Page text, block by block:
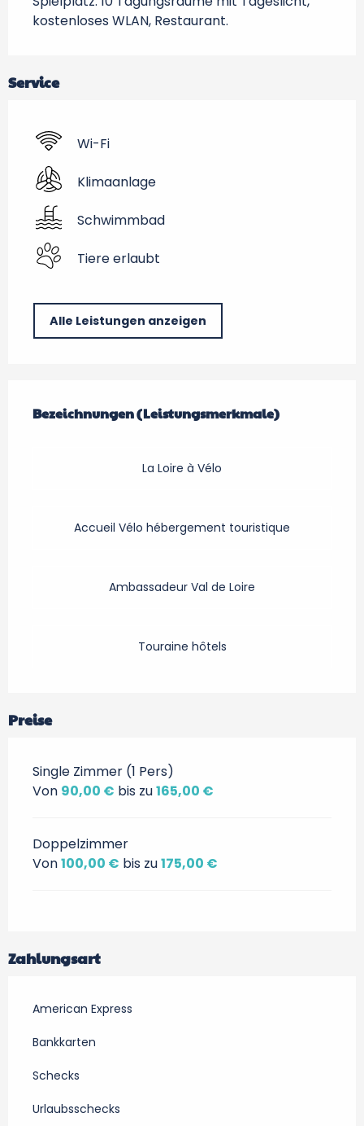
kostenloses WLAN, Restaurant.
Service
Wi-Fi
Klimaanlage
Schwimmbad
Tiere erlaubt
Alle Leistungen anzeigen
Bezeichnungen (Leistungsmerkmale)
Bezeichnungen (Leistungsmerkmale)
La Loire à Vélo
Accueil Vélo hébergement touristique
Ambassadeur Val de Loire
Touraine hôtels
Preise
Single Zimmer (1 Pers)
Von 90,00 € bis zu165,00 €
Doppelzimmer
Von100,00 € bis zu175,00 €
Zahlungsart
American Express
Bankkarten
Schecks
Urlaubsschecks